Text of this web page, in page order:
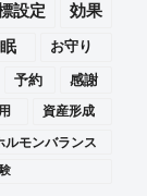
設定
効果
お守り
予約
感謝
資産形成
ルモンバランス